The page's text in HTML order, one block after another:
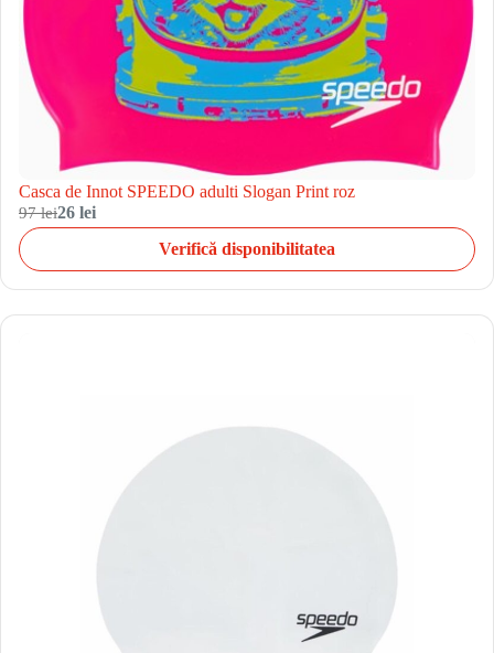
Casca de Innot SPEEDO adulti Slogan Print roz
97 lei26 lei
Verifică disponibilitatea